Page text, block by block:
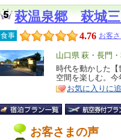
萩温泉郷 萩城
食事 4.76 お客
エ
リ
ア
山口県 萩・長門
特
徴
時代を動かした
空間を楽しむ。
お気に入りに
お客さまの声